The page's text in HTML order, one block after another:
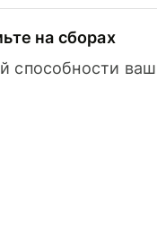
на сборах
способности